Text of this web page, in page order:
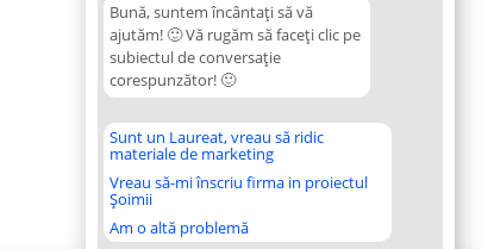
Bună, suntem încântați să vă
ajutăm! 🙂 Vă rugăm să faceți clic pe
subiectul de conversație
corespunzător! 🙂
Sunt un Laureat, vreau să ridic
materiale de marketing
Vreau să-mi înscriu firma in proiectul
Șoimii
Am o altă problemă